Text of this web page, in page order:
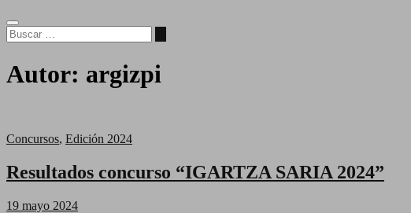
Buscar
…
Autor: argizpi
Concursos, Edición 2024
Resultados concurso “IGARTZA SARIA 2024”
19 mayo 2024